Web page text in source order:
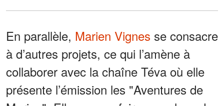
En parallèle, Marien Vignes se consacre
à d’autres projets, ce qui l’amène à
collaborer avec la chaîne Téva où elle
présente l’émission les "Aventures de